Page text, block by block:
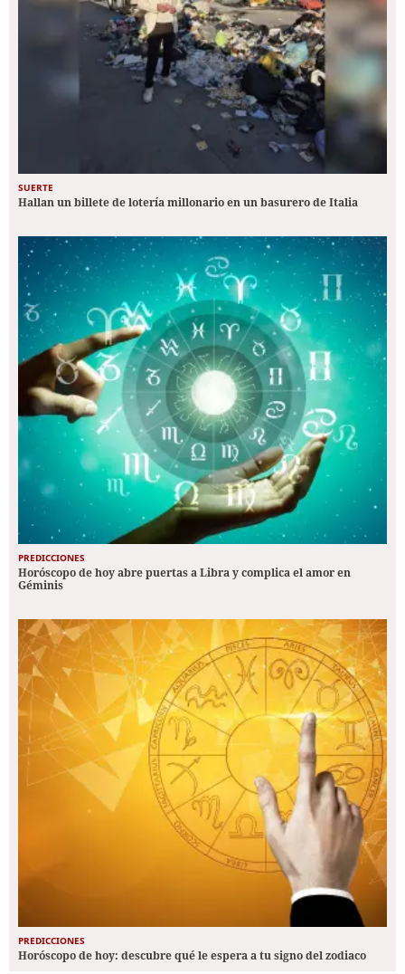
SUERTE
Hallan un billete de lotería millonario en un basurero de Italia
PREDICCIONES
Horóscopo de hoy abre puertas a Libra y complica el amor en
Géminis
PREDICCIONES
Horóscopo de hoy: descubre qué le espera a tu signo del zodiaco